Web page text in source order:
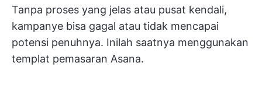
Tanpa proses yang jelas atau pusat kendali,
kampanye bisa gagal atau tidak mencapai
potensi penuhnya. Inilah saatnya menggunakan
templat pemasaran Asana.